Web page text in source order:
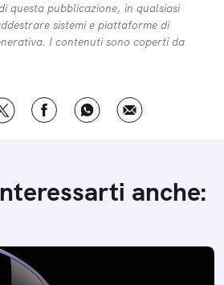
questa pubblicazione, in qualsiasi
sistemi e piattaforme di
I contenuti sono coperti da
anche: